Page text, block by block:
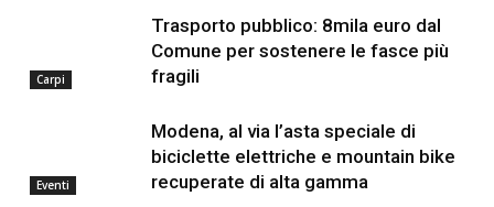
Carpi
Trasporto pubblico: 8mila euro dal
Comune per sostenere le fasce più
fragili
Eventi
Modena, al via l’asta speciale di
biciclette elettriche e mountain bike
recuperate di alta gamma